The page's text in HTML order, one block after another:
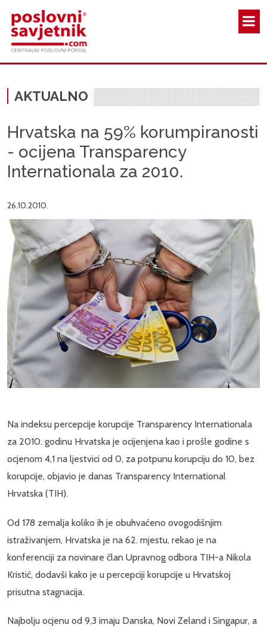
AKTUALNO
Hrvatska na 59% korumpiranosti
- ocijena Transparency
Internationala za 2010.
26.10.2010.
Na indeksu percepcije korupcije Transparency Internationala
za 2010. godinu Hrvatska je ocijenjena kao i prošle godine s
ocjenom 4,1 na ljestvici od 0, za potpunu korupciju do 10, bez
korupcije, objavio je danas Transparency International
Hrvatska (TIH).
Od 178 zemalja koliko ih je obuhvaćeno ovogodišnjim
istraživanjem, Hrvatska je na 62. mjestu, rekao je na
konferenciji za novinare član Upravnog odbora TIH-a Nikola
Kristić, dodavši kako je u percepciji korupcije u Hrvatskoj
prisutna stagnacija.
Najbolju ocjenu od 9,3 imaju Danska, Novi Zeland i Singapur, a